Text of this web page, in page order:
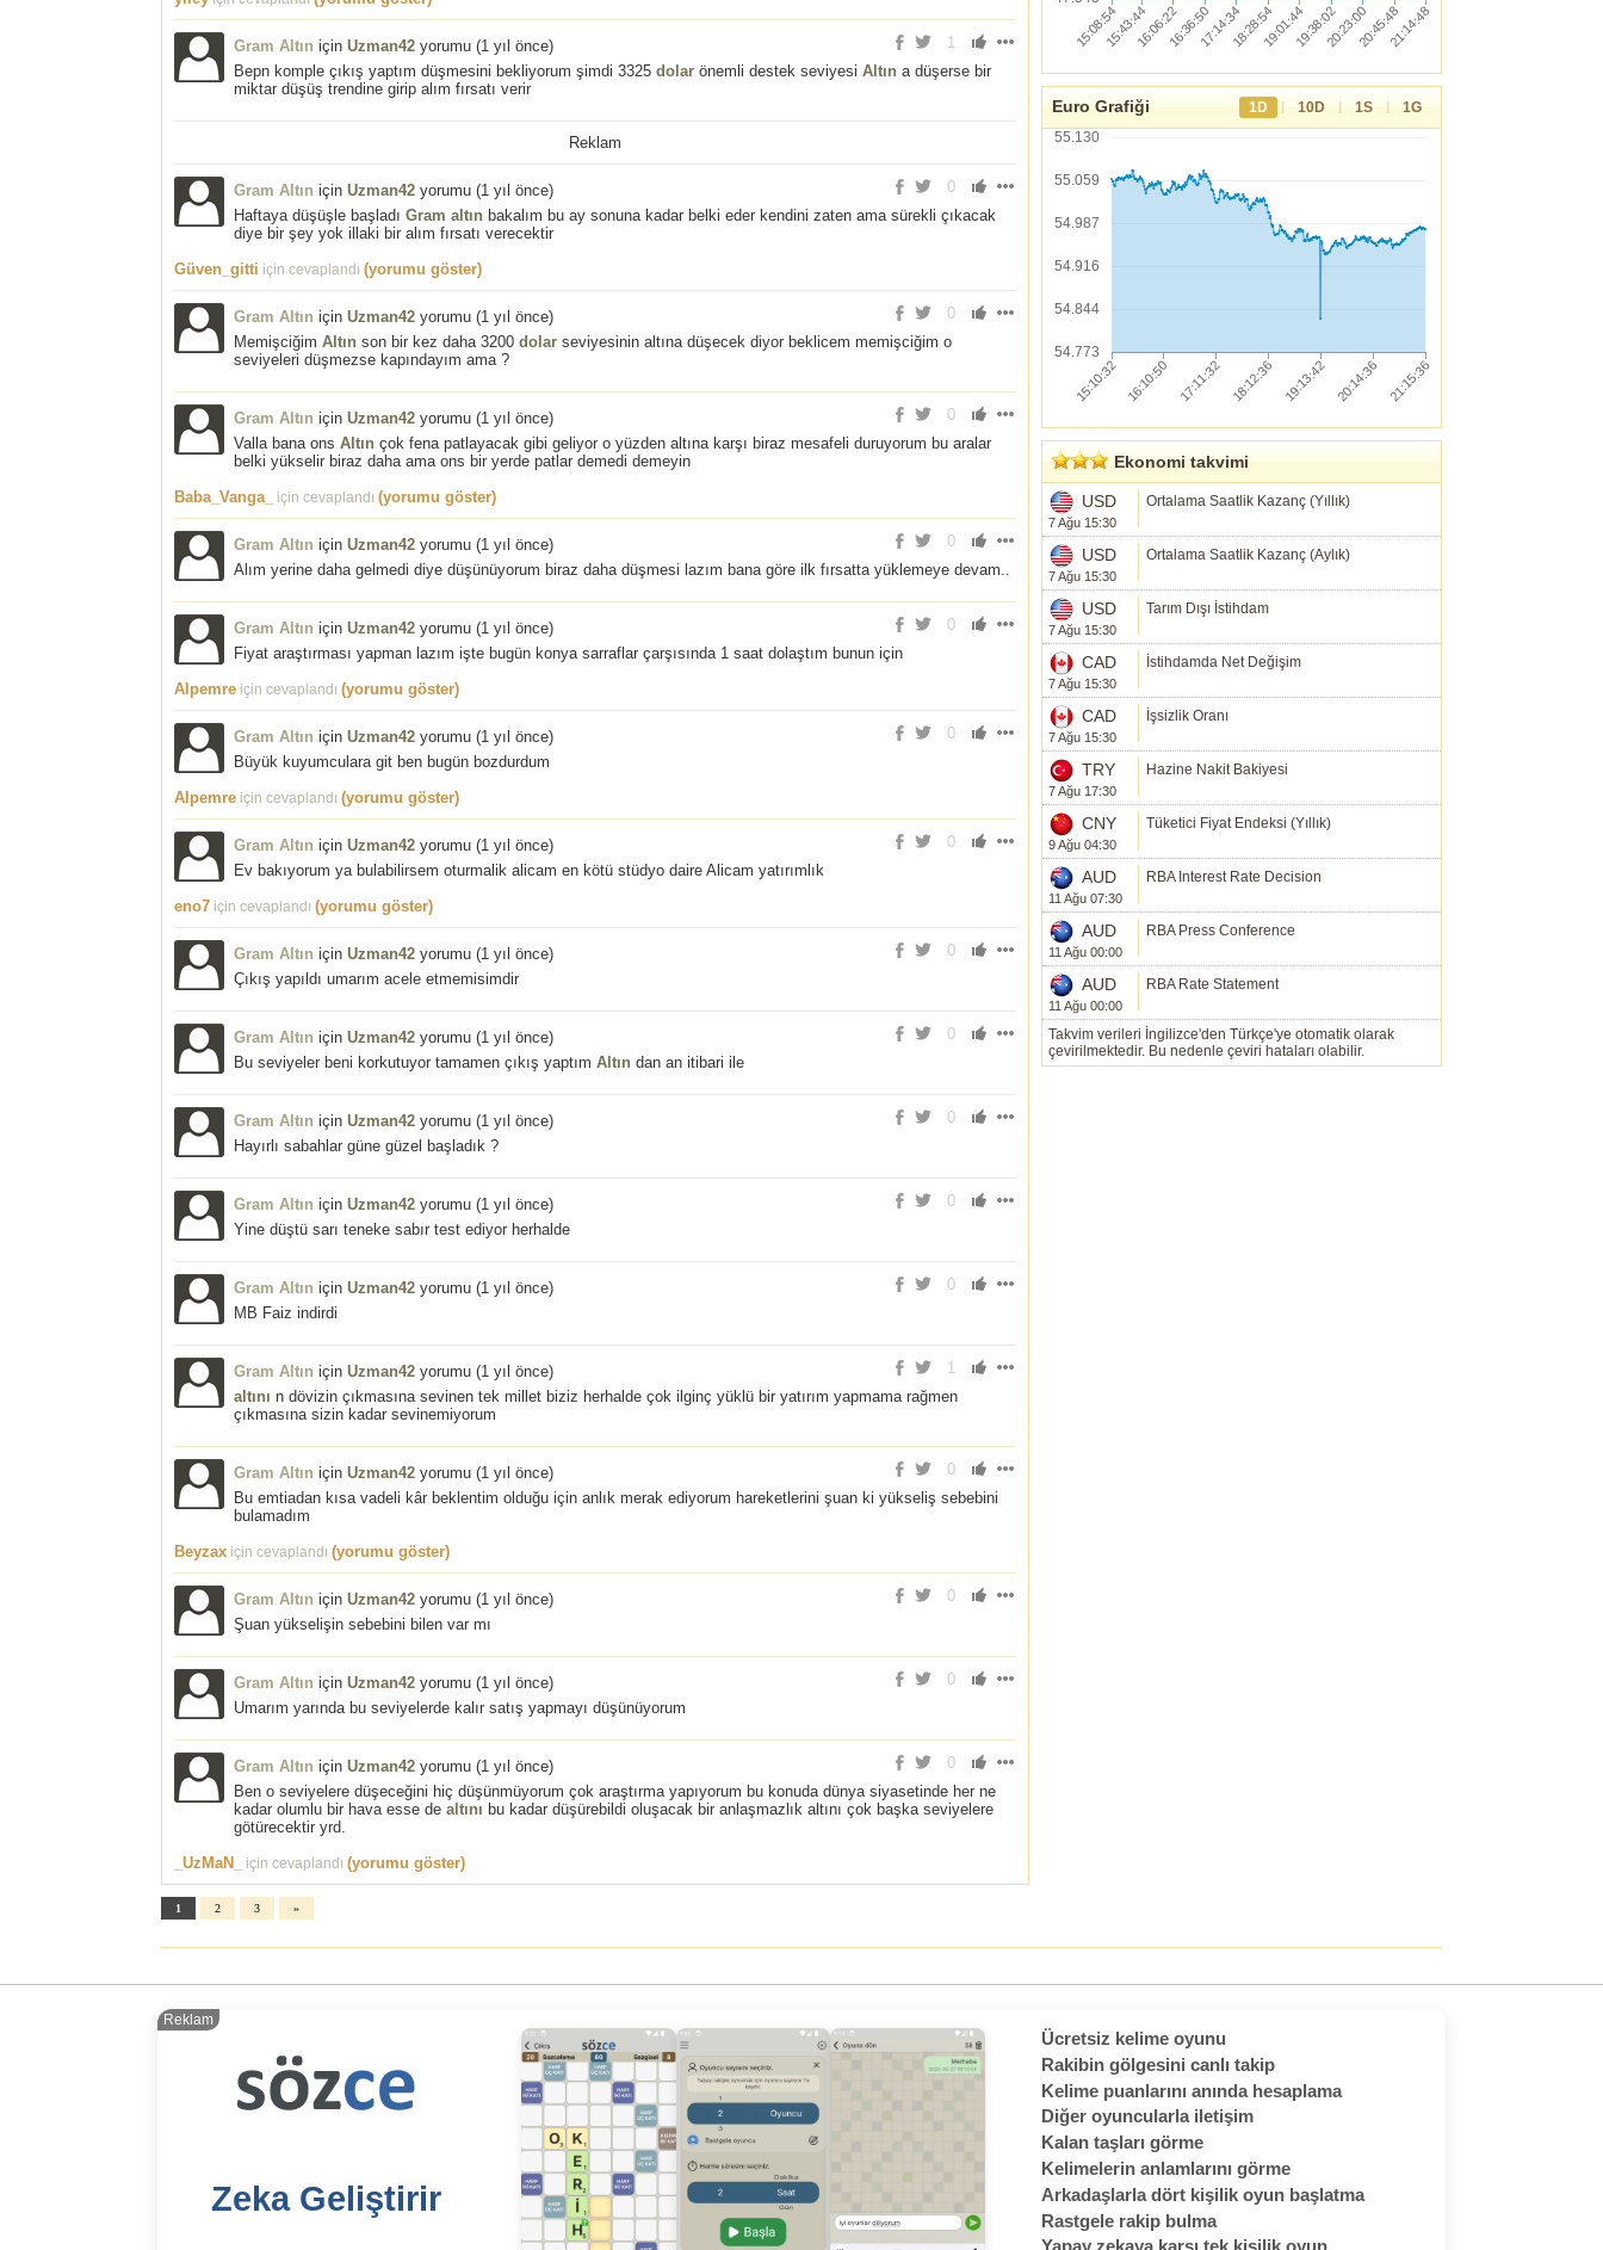
1
Gram Altın için Uzman42 yorumu (1 yıl önce)
Bepn komple çıkış yaptım düşmesini bekliyorum şimdi 3325 dolar önemli destek seviyesi Altın a düşerse bir
miktar düşüş trendine girip alım fırsatı verir
Reklam
0
Gram Altın için Uzman42 yorumu (1 yıl önce)
Haftaya düşüşle başladı Gram altın bakalım bu ay sonuna kadar belki eder kendini zaten ama sürekli çıkacak
diye bir şey yok illaki bir alım fırsatı verecektir
Güven_gitti için cevaplandı (yorumu göster)
0
Gram Altın için Uzman42 yorumu (1 yıl önce)
Memişciğim Altın son bir kez daha 3200 dolar seviyesinin altına düşecek diyor beklicem memişciğim o
seviyeleri düşmezse kapındayım ama ?
0
Gram Altın için Uzman42 yorumu (1 yıl önce)
Valla bana ons Altın çok fena patlayacak gibi geliyor o yüzden altına karşı biraz mesafeli duruyorum bu aralar
belki yükselir biraz daha ama ons bir yerde patlar demedi demeyin
Baba_Vanga_
için cevaplandı (yorumu göster)
0
Gram Altın için Uzman42 yorumu (1 yıl önce)
Alım yerine daha gelmedi diye düşünüyorum biraz daha düşmesi lazım bana göre ilk fırsatta yüklemeye devam..
0
Gram Altın için Uzman42 yorumu (1 yıl önce)
Fiyat araştırması yapman lazım işte bugün konya sarraflar çarşısında 1 saat dolaştım bunun için
Alpemre için cevaplandı (yorumu göster)
0
Gram Altın için Uzman42 yorumu (1 yıl önce)
Büyük kuyumculara git ben bugün bozdurdum
Alpemre için cevaplandı (yorumu göster)
0
Gram Altın için Uzman42 yorumu (1 yıl önce)
Ev bakıyorum ya bulabilirsem oturmalik alicam en kötü stüdyo daire Alicam yatırımlık
eno7 için cevaplandı (yorumu göster)
0
Gram Altın için Uzman42 yorumu (1 yıl önce)
Çıkış yapıldı umarım acele etmemisimdir
0
Gram Altın için Uzman42 yorumu (1 yıl önce)
Bu seviyeler beni korkutuyor tamamen çıkış yaptım Altın dan an itibari ile
0
Gram Altın için Uzman42 yorumu (1 yıl önce)
Hayırlı sabahlar güne güzel başladık ?
0
Gram Altın için Uzman42 yorumu (1 yıl önce)
Yine düştü sarı teneke sabır test ediyor herhalde
0
Gram Altın için Uzman42 yorumu (1 yıl önce)
MB Faiz indirdi
1
Gram Altın için Uzman42 yorumu (1 yıl önce)
altını n dövizin çıkmasına sevinen tek millet biziz herhalde çok ilginç yüklü bir yatırım yapmama rağmen
çıkmasına sizin kadar sevinemiyorum
0
Gram Altın için Uzman42 yorumu (1 yıl önce)
Bu emtiadan kısa vadeli kâr beklentim olduğu için anlık merak ediyorum hareketlerini şuan ki yükseliş sebebini
bulamadım
Beyzax için cevaplandı (yorumu göster)
0
Gram Altın için Uzman42 yorumu (1 yıl önce)
Şuan yükselişin sebebini bilen var mı
0
Gram Altın için Uzman42 yorumu (1 yıl önce)
Umarım yarında bu seviyelerde kalır satış yapmayı düşünüyorum
0
Gram Altın için Uzman42 yorumu (1 yıl önce)
Ben o seviyelere düşeceğini hiç düşünmüyorum çok araştırma yapıyorum bu konuda dünya siyasetinde her ne
kadar olumlu bir hava esse de altını bu kadar düşürebildi oluşacak bir anlaşmazlık altını çok başka seviyelere
götürecektir yrd.
_UzMaN_
için cevaplandı (yorumu göster)
1 2 3 »
Euro Grafiği 1D | 10D | 1S |
1G
55.130
55.059
54.987
54.916
54.844
54.773
Ekonomi takvimi
USD
7 Ağu 15:30
Ortalama Saatlik Kazanç (Yıllık)
USD
7 Ağu 15:30
Ortalama Saatlik Kazanç (Aylık)
USD
7 Ağu 15:30
Tarım Dışı İstihdam
CAD
7 Ağu 15:30
İstihdamda Net Değişim
CAD
7 Ağu 15:30
İşsizlik Oranı
TRY
7 Ağu 17:30
Hazine Nakit Bakiyesi
CNY
9 Ağu 04:30
Tüketici Fiyat Endeksi (Yıllık)
AUD
11 Ağu 07:30
RBA Interest Rate Decision
AUD
11 Ağu 00:00
RBA Press Conference
AUD
11 Ağu 00:00
RBA Rate Statement
Takvim verileri İngilizce'den Türkçe'ye otomatik olarak
çevirilmektedir. Bu nedenle çeviri hataları olabilir.
Zeka Geliştirir
Ücretsiz kelime oyunu
Rakibin gölgesini canlı takip
Kelime puanlarını anında hesaplama
Diğer oyuncularla iletişim
Kalan taşları görme
Kelimelerin anlamlarını görme
Arkadaşlarla dört kişilik oyun başlatma
Rastgele rakip bulma
Reklam